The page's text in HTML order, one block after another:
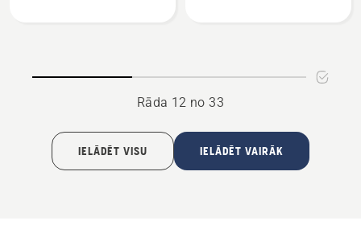
Rāda 12 no 33
IELĀDĒT VISU IELĀDĒT VAIRĀK